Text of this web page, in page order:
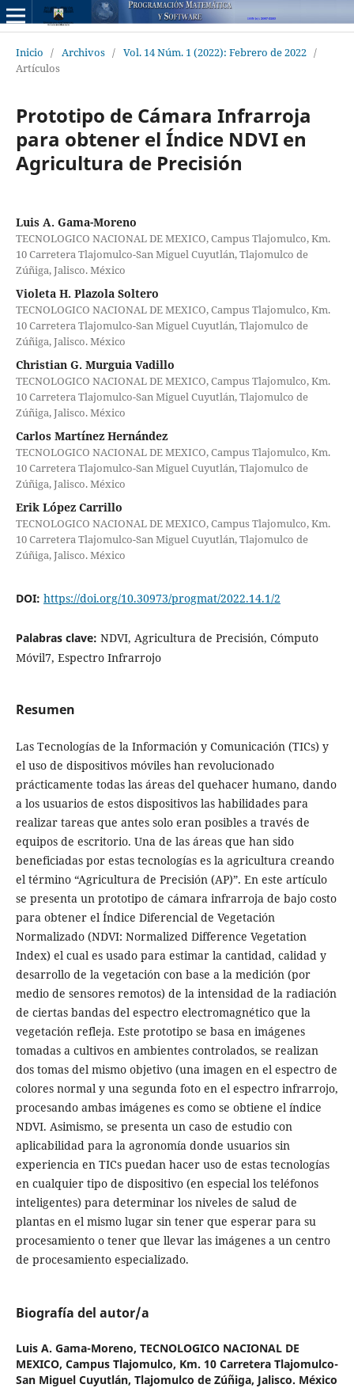
Inicio / Archivos / Vol. 14 Núm. 1 (2022): Febrero de 2022 /
Artículos
Prototipo de Cámara Infrarroja
para obtener el Índice NDVI en
Agricultura de Precisión
Luis A. Gama-Moreno
TECNOLOGICO NACIONAL DE MEXICO, Campus Tlajomulco, Km.
10 Carretera Tlajomulco-San Miguel Cuyutlán, Tlajomulco de
Zúñiga, Jalisco. México
Violeta H. Plazola Soltero
TECNOLOGICO NACIONAL DE MEXICO, Campus Tlajomulco, Km.
10 Carretera Tlajomulco-San Miguel Cuyutlán, Tlajomulco de
Zúñiga, Jalisco. México
Christian G. Murguia Vadillo
TECNOLOGICO NACIONAL DE MEXICO, Campus Tlajomulco, Km.
10 Carretera Tlajomulco-San Miguel Cuyutlán, Tlajomulco de
Zúñiga, Jalisco. México
Carlos Martínez Hernández
TECNOLOGICO NACIONAL DE MEXICO, Campus Tlajomulco, Km.
10 Carretera Tlajomulco-San Miguel Cuyutlán, Tlajomulco de
Zúñiga, Jalisco. México
Erik López Carrillo
TECNOLOGICO NACIONAL DE MEXICO, Campus Tlajomulco, Km.
10 Carretera Tlajomulco-San Miguel Cuyutlán, Tlajomulco de
Zúñiga, Jalisco. México
DOI: https://doi.org/10.30973/progmat/2022.14.1/2
Palabras clave: NDVI, Agricultura de Precisión, Cómputo
Móvil7, Espectro Infrarrojo
Resumen
Las Tecnologías de la Información y Comunicación (TICs) y
el uso de dispositivos móviles han revolucionado
prácticamente todas las áreas del quehacer humano, dando
a los usuarios de estos dispositivos las habilidades para
realizar tareas que antes solo eran posibles a través de
equipos de escritorio. Una de las áreas que han sido
beneficiadas por estas tecnologías es la agricultura creando
el término “Agricultura de Precisión (AP)”. En este artículo
se presenta un prototipo de cámara infrarroja de bajo costo
para obtener el Índice Diferencial de Vegetación
Normalizado (NDVI: Normalized Difference Vegetation
Index) el cual es usado para estimar la cantidad, calidad y
desarrollo de la vegetación con base a la medición (por
medio de sensores remotos) de la intensidad de la radiación
de ciertas bandas del espectro electromagnético que la
vegetación refleja. Este prototipo se basa en imágenes
tomadas a cultivos en ambientes controlados, se realizan
dos tomas del mismo objetivo (una imagen en el espectro de
colores normal y una segunda foto en el espectro infrarrojo,
procesando ambas imágenes es como se obtiene el índice
NDVI. Asimismo, se presenta un caso de estudio con
aplicabilidad para la agronomía donde usuarios sin
experiencia en TICs puedan hacer uso de estas tecnologías
en cualquier tipo de dispositivo (en especial los teléfonos
inteligentes) para determinar los niveles de salud de
plantas en el mismo lugar sin tener que esperar para su
procesamiento o tener que llevar las imágenes a un centro
de procesamiento especializado.
Biografía del autor/a
Luis A. Gama-Moreno, TECNOLOGICO NACIONAL DE
MEXICO, Campus Tlajomulco, Km. 10 Carretera Tlajomulco-
San Miguel Cuyutlán, Tlajomulco de Zúñiga, Jalisco. México